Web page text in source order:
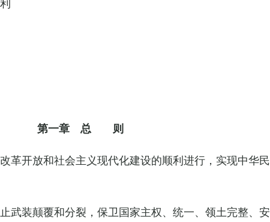
第一章 总 则
开放和社会主义现代化建设的顺利进行，实现中华
装颠覆和分裂，保卫国家主权、统一、领土完整、